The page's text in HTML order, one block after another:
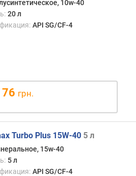
10w-40
20 л
API SG/CF-4
грн.
Turbo Plus 15W-40 5 л
15w-40
5 л
API SG/CF-4